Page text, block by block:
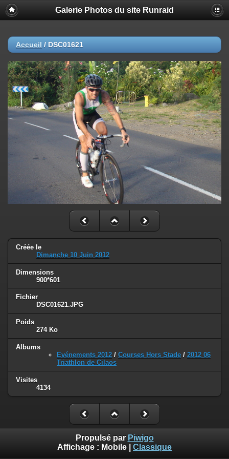
Galerie Photos du site Runraid
Accueil / DSC01621
Créée le
Dimanche 10 Juin 2012
Dimensions
900*601
Fichier
DSC01621.JPG
Poids
274 Ko
Albums
Evénements 2012 / Courses Hors Stade / 2012 06
Triathlon de Cilaos
Visites
4134
Propulsé par Piwigo
Affichage : Mobile Classique